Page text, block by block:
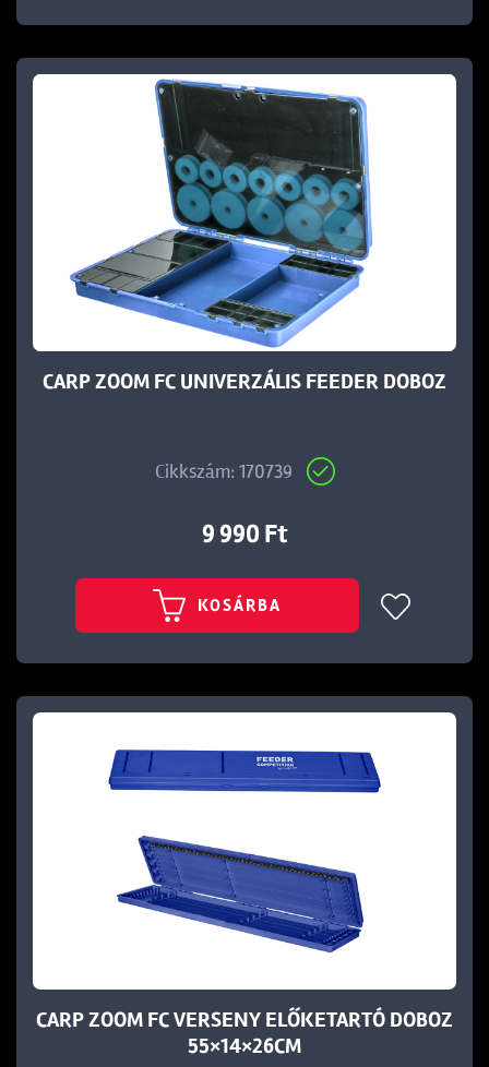
CARP ZOOM FC UNIVERZÁLIS FEEDER DOBOZ
Cikkszám: 170739
9 990 Ft
KOSÁRBA
CARP ZOOM FC VERSENY ELŐKETARTÓ DOBOZ
55×14×26CM